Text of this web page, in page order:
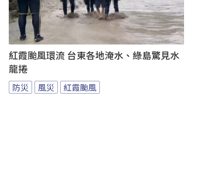
紅霞颱風環流 台東各地淹水、綠島驚見水
龍捲
防災 風災 紅霞颱風